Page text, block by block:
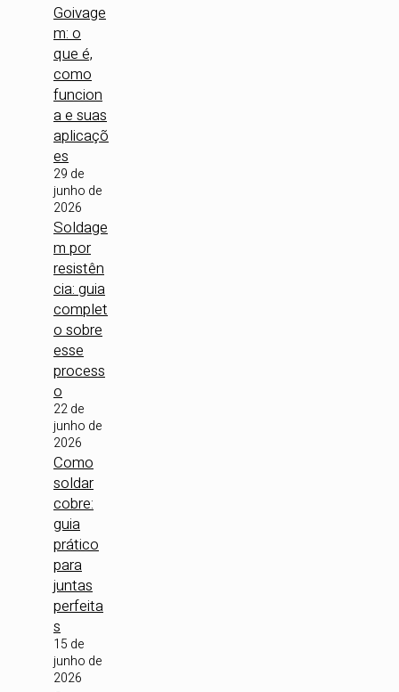
Goivage
m: o
que é,
como
funcion
a e suas
aplicaçõ
es
29 de
junho de
2026
Soldage
m por
resistên
cia: guia
complet
o sobre
esse
process
o
22 de
junho de
2026
Como
soldar
cobre:
guia
prático
para
juntas
perfeita
s
15 de
junho de
2026